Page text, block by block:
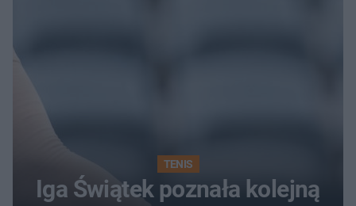
TENIS
Iga Świątek poznała kolejną